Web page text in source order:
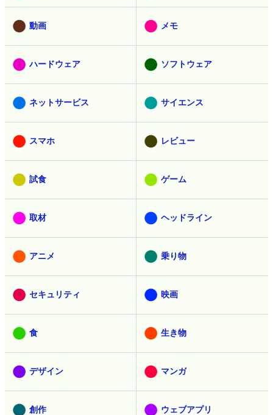
動画 メモ
ハードウェア ソフトウェア
ネットサービス サイエンス
スマホ レビュー
試食 ゲーム
取材 ヘッドライン
アニメ 乗り物
セキュリティ 映画
食 生き物
デザイン マンガ
創作 ウェブアプリ